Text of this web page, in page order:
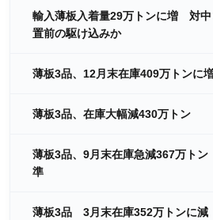
輸入薄板入着量29万トンに増 対
置前の駆け込みか
薄板3品、12月末在庫409万トンに
薄板3品、在庫大幅減430万トン
薄板3品、9月末在庫急減367万ト
準
薄板3品 3月末在庫352万トンに